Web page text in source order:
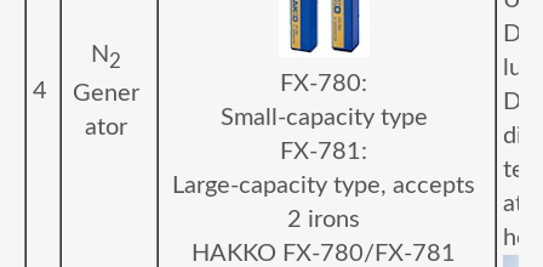
4
N 2
Gener
ator
FX-780:
Small-capacity type
FX-781:
Large-capacity type, accepts
2 irons
HAKKO FX-780/FX-781